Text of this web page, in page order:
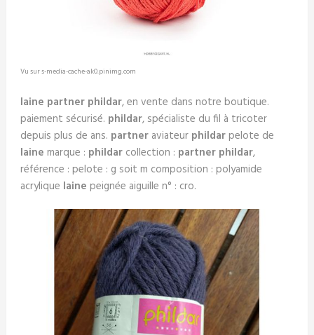
Vu sur s-media-cache-ak0.pinimg.com
laine partner phildar, en vente dans notre boutique.
paiement sécurisé. phildar, spécialiste du fil à tricoter
depuis plus de ans. partneraviateur phildarpelote de
laine marque : phildarcollection : partner phildar,
référence : pelote : g soit m composition : polyamide
acrylique laine peignée aiguille n° : cro.